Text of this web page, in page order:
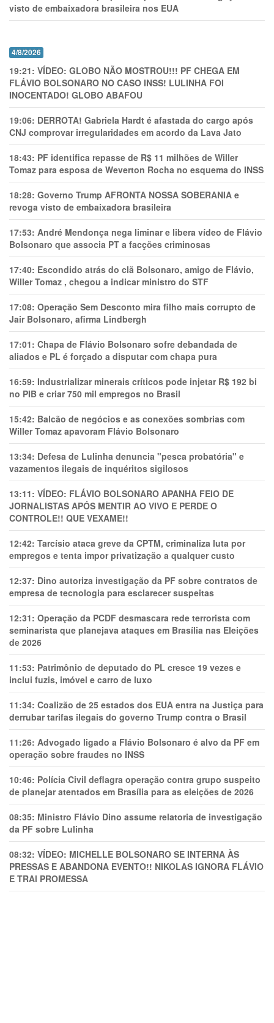
visto de embaixadora brasileira nos EUA
4/8/2026
19:21: VÍDEO: GLOBO NÃO MOSTROU!!! PF CHEGA EM
FLÁVIO BOLSONARO NO CASO INSS! LULINHA FOI
INOCENTADO! GLOBO ABAFOU
19:06: DERROTA! Gabriela Hardt é afastada do cargo após
CNJ comprovar irregularidades em acordo da Lava Jato
18:43: PF identifica repasse de R$ 11 milhões de Willer
Tomaz para esposa de Weverton Rocha no esquema do INSS
18:28: Governo Trump AFRONTA NOSSA SOBERANIA e
revoga visto de embaixadora brasileira
17:53: André Mendonça nega liminar e libera vídeo de Flávio
Bolsonaro que associa PT a facções criminosas
17:40: Escondido atrás do clã Bolsonaro, amigo de Flávio,
Willer Tomaz , chegou a indicar ministro do STF
17:08: Operação Sem Desconto mira filho mais corrupto de
Jair Bolsonaro, afirma Lindbergh
17:01: Chapa de Flávio Bolsonaro sofre debandada de
aliados e PL é forçado a disputar com chapa pura
16:59: Industrializar minerais críticos pode injetar R$ 192 bi
no PIB e criar 750 mil empregos no Brasil
15:42: Balcão de negócios e as conexões sombrias com
Willer Tomaz apavoram Flávio Bolsonaro
13:34: Defesa de Lulinha denuncia "pesca probatória" e
vazamentos ilegais de inquéritos sigilosos
13:11: VÍDEO: FLÁVIO BOLSONARO APANHA FEIO DE
JORNALISTAS APÓS MENTIR AO VIVO E PERDE O
CONTROLE!! QUE VEXAME!!
12:42: Tarcísio ataca greve da CPTM, criminaliza luta por
empregos e tenta impor privatização a qualquer custo
12:37: Dino autoriza investigação da PF sobre contratos de
empresa de tecnologia para esclarecer suspeitas
12:31: Operação da PCDF desmascara rede terrorista com
seminarista que planejava ataques em Brasília nas Eleições
de 2026
11:53: Patrimônio de deputado do PL cresce 19 vezes e
inclui fuzis, imóvel e carro de luxo
11:34: Coalizão de 25 estados dos EUA entra na Justiça para
derrubar tarifas ilegais do governo Trump contra o Brasil
11:26: Advogado ligado a Flávio Bolsonaro é alvo da PF em
operação sobre fraudes no INSS
10:46: Polícia Civil deflagra operação contra grupo suspeito
de planejar atentados em Brasília para as eleições de 2026
08:35: Ministro Flávio Dino assume relatoria de investigação
da PF sobre Lulinha
08:32: VÍDEO: MICHELLE BOLSONARO SE INTERNA ÀS
PRESSAS E ABANDONA EVENTO!! NIKOLAS IGNORA FLÁVIO
E TRAl PROMESSA